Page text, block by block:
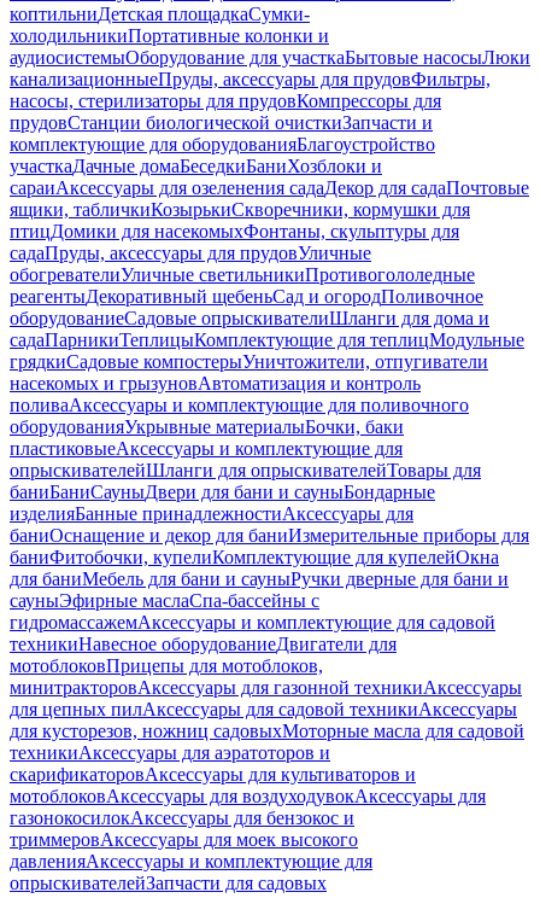
коптильниДетская площадкаСумки-
холодильникиПортативные колонки и
аудиосистемыОборудование для участкаБытовые насосыЛюки
канализационныеПруды, аксессуары для прудовФильтры,
насосы, стерилизаторы для прудовКомпрессоры для
прудовСтанции биологической очисткиЗапчасти и
комплектующие для оборудованияБлагоустройство
участкаДачные домаБеседкиБаниХозблоки и
сараиАксессуары для озеленения садаДекор для садаПочтовые
ящики, табличкиКозырькиСкворечники, кормушки для
птицДомики для насекомыхФонтаны, скульптуры для
садаПруды, аксессуары для прудовУличные
обогревателиУличные светильникиПротивогололедные
реагентыДекоративный щебеньСад и огородПоливочное
оборудованиеСадовые опрыскивателиШланги для дома и
садаПарникиТеплицыКомплектующие для теплицМодульные
грядкиСадовые компостерыУничтожители, отпугиватели
насекомых и грызуновАвтоматизация и контроль
поливаАксессуары и комплектующие для поливочного
оборудованияУкрывные материалыБочки, баки
пластиковыеАксессуары и комплектующие для
опрыскивателейШланги для опрыскивателейТовары для
баниБаниСауныДвери для бани и сауныБондарные
изделияБанные принадлежностиАксессуары для
баниОснащение и декор для баниИзмерительные приборы для
баниФитобочки, купелиКомплектующие для купелейОкна
для баниМебель для бани и сауныРучки дверные для бани и
сауныЭфирные маслаСпа-бассейны с
гидромассажемАксессуары и комплектующие для садовой
техникиНавесное оборудованиеДвигатели для
мотоблоковПрицепы для мотоблоков,
минитракторовАксессуары для газонной техникиАксессуары
для цепных пилАксессуары для садовой техникиАксессуары
для кусторезов, ножниц садовыхМоторные масла для садовой
техникиАксессуары для аэратоторов и
скарификаторовАксессуары для культиваторов и
мотоблоковАксессуары для воздуходувокАксессуары для
газонокосилокАксессуары для бензокос и
триммеровАксессуары для моек высокого
давленияАксессуары и комплектующие для
опрыскивателейЗапчасти для садовых